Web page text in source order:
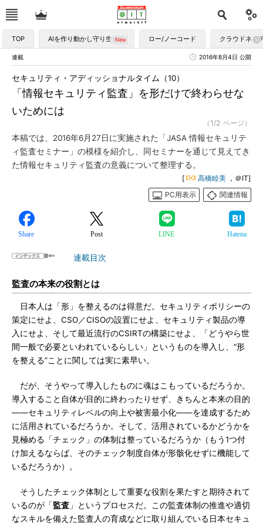
TOP AIを作り動かし守り生かす ロー/ノーコード クラウドネイ
連載 2016年8月4日 公開
「情報セキュリティ監査」を形だけで終わらせな
いためには
セキュリティ・アディッショナルタイム（10）
（1/2 ページ）
本稿では、2016年6月27日に実施された「JASA 情報セキュリテ
ィ監査セミナー」の模様を紹介し、同セミナーを通じて見えてき
た情報セキュリティ監査の意義について整理する。
[ 高橋睦美 ，＠IT]
PC用表示
関連情報
Share Post LINE Hatena
連載目次
監査の本来の役割とは
日本人は「形」を整えるのは得意だ。セキュリティポリシーの
策定にせよ、CSO／CISOの設置にせよ、セキュリティ製品の導
入にせよ、そして最近流行のCSIRTの構築にせよ、「どうやら世
間一般で必要といわれているらしい」というものを導入し、“形
を整える”ことに関しては実に素早い。
だが、そうやって導入したものに魂はこもっているだろうか。
導入すること自体が目的に終わったりせず、きちんと本来の目的
——セキュリティレベルの向上や被害最小化――を達成するため
に活用されているだろうか。そして、活用されているかどうかを
見極める「チェック」の体制は整っているだろうか（もう1つ付
け加えるならば、そのチェック制度自体が形骸化せずに機能して
いるだろうか）。
そうしたチェック体制として重要な役割を果たすと期待されて
いるのが「監査 」というプロセスだ。この監査体制の推進や適切
なスキルを備えた監査人の育成などに取り組んでいる日本セキュ